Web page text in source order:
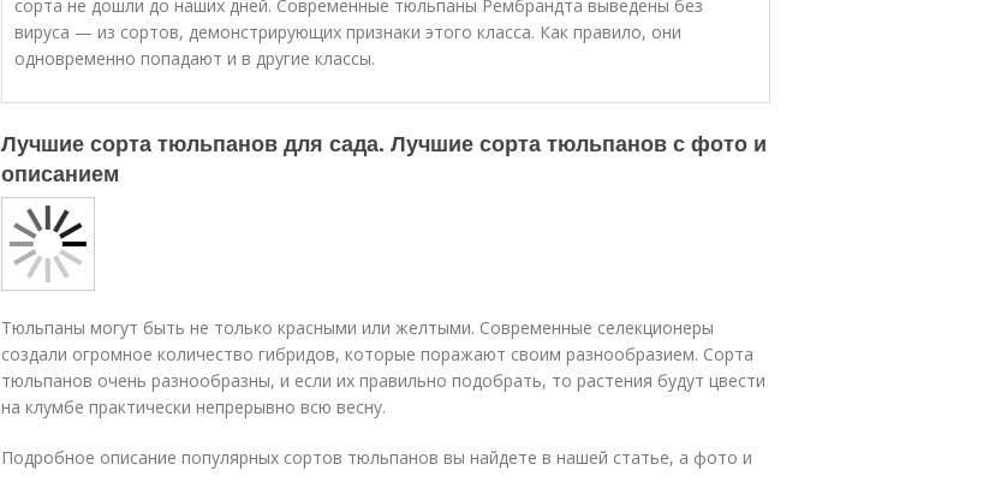
сорта не дошли до наших дней. Современные тюльпаны Рембрандта выведены без
вируса — из сортов, демонстрирующих признаки этого класса. Как правило, они
одновременно попадают и в другие классы.
Лучшие сорта тюльпанов для сада. Лучшие сорта тюльпанов с фото и
описанием
Тюльпаны могут быть не только красными или желтыми. Современные селекционеры
создали огромное количество гибридов, которые поражают своим разнообразием. Сорта
тюльпанов очень разнообразны, и если их правильно подобрать, то растения будут цвести
на клумбе практически непрерывно всю весну.
Подробное описание популярных сортов тюльпанов вы найдете в нашей статье, а фото и